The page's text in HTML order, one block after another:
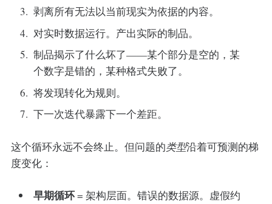
剥离所有无法以当前现实为依据的内容。
对实时数据运行。产出实际的制品。
制品揭示了什么坏了——某个部分是空的，某
个数字是错的，某种格式失败了。
将发现转化为规则。
下一次迭代暴露下一个差距。
这个循环永远不会终止。但问题的类型沿着可预测的梯
度变化：
早期循环= 架构层面。错误的数据源。虚假约